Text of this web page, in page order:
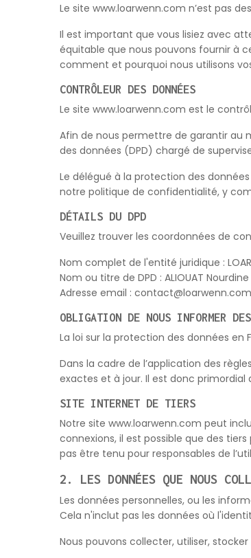
Le site www.loarwenn.com n’est pas
Il est important que vous lisiez avec
équitable que nous pouvons fournir à
comment et pourquoi nous utilisons
CONTRÔLEUR DES DONNÉES
Le site www.loarwenn.com est le
Afin de nous permettre de garantir au
des données (DPD) chargé de
Le délégué à la protection des
notre politique de confidentialité, y
DÉTAILS DU DPD
Veuillez trouver les coordonnées de
Nom complet de l'entité juridique :
Nom ou titre de DPD : ALIOUAT Nourdine
Adresse email : contact@loarwenn.com
OBLIGATION DE NOUS INFORMER
La loi sur la protection des données en
Dans la cadre de l’application des
exactes et à jour. Il est donc
SITE INTERNET DE TIERS
Notre site www.loarwenn.com peut
connexions, il est possible que des
pas être tenu pour responsables de
2. LES DONNÉES QUE NOUS
Les données personnelles, ou les
Cela n'inclut pas les données où
Nous pouvons collecter, utiliser,